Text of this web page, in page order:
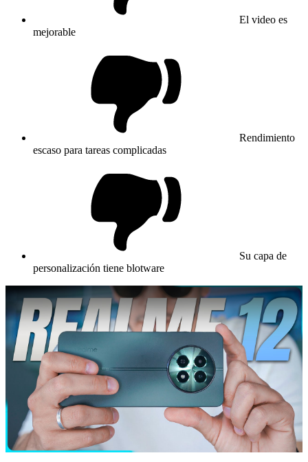
El video es
mejorable
Rendimiento
escaso para tareas complicadas
Su capa de
personalización tiene blotware